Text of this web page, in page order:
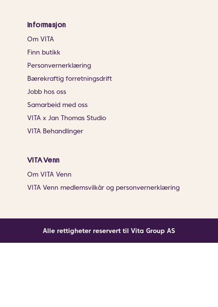
Informasjon
Om VITA
Finn butikk
Personvernerklæring
Bærekraftig forretningsdrift
Jobb hos oss
Samarbeid med oss
VITA x Jan Thomas Studio
VITA Behandlinger
VITA Venn
Om VITA Venn
VITA Venn medlemsvilkår og personvernerklæring
Alle rettigheter reservert til Vita Group AS